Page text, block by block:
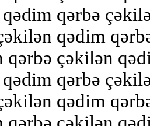
qərbə
qədim
qərbə çəkilən
qərbə
qədim